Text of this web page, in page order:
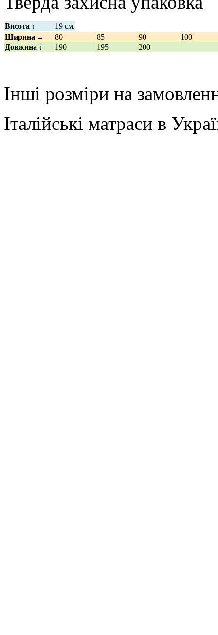
Висота ↕
19 см.
Ширина → 80 85 90
100
Довжина ↓ 190 195 200
Інші розміри на
Італійські матраси в